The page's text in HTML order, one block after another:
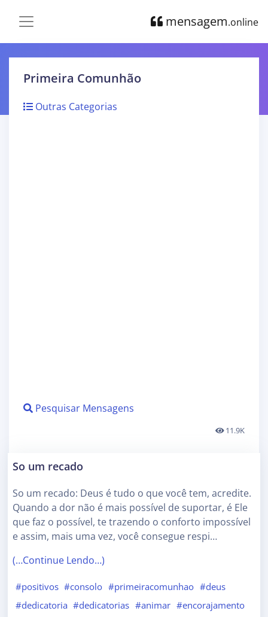
mensagem.online
Primeira Comunhão
Outras Categorias
Pesquisar Mensagens
11.9K
So um recado
So um recado: Deus é tudo o que você tem, acredite.
Quando a dor não é mais possível de suportar, é Ele
que faz o possível, te trazendo o conforto impossível
e assim, mais uma vez, você consegue respi…
(…Continue Lendo…)
#positivos #consolo #primeiracomunhao #deus
#dedicatoria #dedicatorias #animar #encorajamento